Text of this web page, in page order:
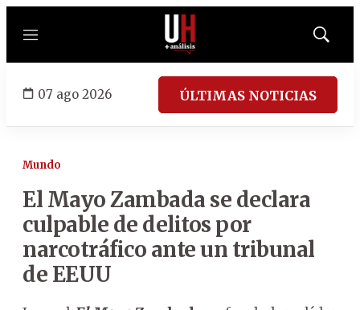
Menú
Mostrar
07 ago 2026 ÚLTIMAS NOTICIAS
Mundo
El Mayo Zambada se declara
culpable de delitos por
narcotráfico ante un tribunal
de EEUU